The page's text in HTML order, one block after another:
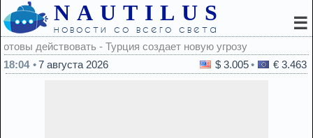
NAUTILUS
новости со всего света ☰
новую угрозу
18:04
7 августа 2026 $ 3.005 € 3.463